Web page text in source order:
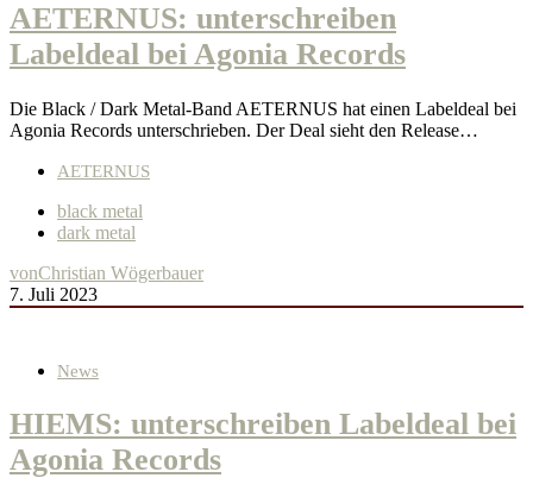
AETERNUS: unterschreiben
Labeldeal bei Agonia Records
Die Black / Dark Metal-Band AETERNUS hat einen Labeldeal bei
Agonia Records unterschrieben. Der Deal sieht den Release…
AETERNUS
black metal
dark metal
vonChristian Wögerbauer
7. Juli 2023
News
HIEMS: unterschreiben Labeldeal bei
Agonia Records